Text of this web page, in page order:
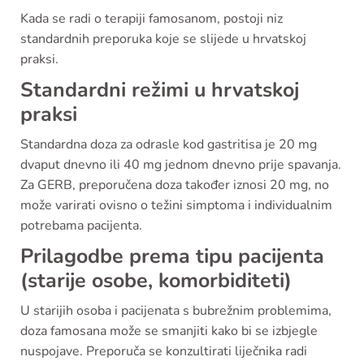
Kada se radi o terapiji famosanom, postoji niz
standardnih preporuka koje se slijede u hrvatskoj
praksi.
Standardni režimi u hrvatskoj
praksi
Standardna doza za odrasle kod gastritisa je 20 mg
dvaput dnevno ili 40 mg jednom dnevno prije spavanja.
Za GERB, preporučena doza također iznosi 20 mg, no
može varirati ovisno o težini simptoma i individualnim
potrebama pacijenta.
Prilagodbe prema tipu pacijenta
(starije osobe, komorbiditeti)
U starijih osoba i pacijenata s bubrežnim problemima,
doza famosana može se smanjiti kako bi se izbjegle
nuspojave. Preporuča se konzultirati liječnika radi